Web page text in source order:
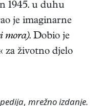
1945. u duhu
je imaginarne
mora). Dobio je
za životno djelo
, mrežno izdanje.